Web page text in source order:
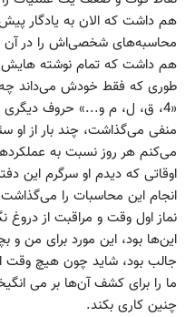
هم داشت که الان به یادگار
محاسبه‌های شخصی‌اش را در
هم داشت که تمام نوشته هایش
طوری که فقط خودش‌ می‌داند چه
«4، ق، ل، م و...» حروف
منفی می‌گذاشت، چند بار از او
می‌کنم هر روز نسبت به
اوقاتی که دیدم او سرگرم این
انجام این محاسبات را می‌گذاشت
نماز اول وقت و مراقبت از دروغ
این‌ها بود، این مورد برای من و
جالب بود، شاید چون هیچ وقت
ما را برای کشف آن‌ها بر می
چنین کاری بکند.